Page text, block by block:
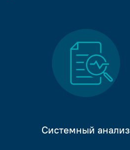
Системный анализ